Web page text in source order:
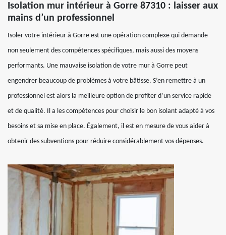
Isolation mur intérieur à Gorre 87310 : laisser aux
mains d’un professionnel
Isoler votre intérieur à Gorre est une opération complexe qui demande
non seulement des compétences spécifiques, mais aussi des moyens
performants. Une mauvaise isolation de votre mur à Gorre peut
engendrer beaucoup de problèmes à votre bâtisse. S’en remettre à un
professionnel est alors la meilleure option de profiter d’un service rapide
et de qualité. Il a les compétences pour choisir le bon isolant adapté à vos
besoins et sa mise en place. Également, il est en mesure de vous aider à
obtenir des subventions pour réduire considérablement vos dépenses.